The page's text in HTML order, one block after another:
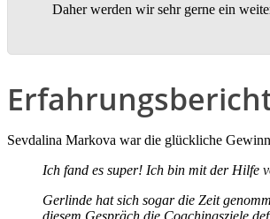
Daher werden wir sehr gerne ein
Sevdalina Markova war die glückliche
Ich fand es super! Ich bin mit der Hilfe
Gerlinde hat sich sogar die Zeit
diesem Gespräch die Coachingsziele